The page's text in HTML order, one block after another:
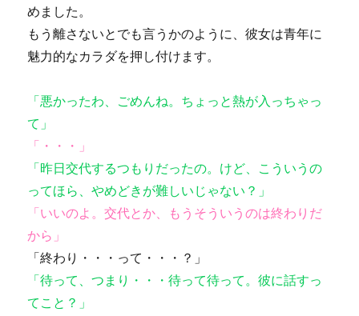
めました。
もう離さないとでも言うかのように、彼女は青年に
魅力的なカラダを押し付けます。
「悪かったわ、ごめんね。ちょっと熱が入っちゃっ
て」
「・・・」
「昨日交代するつもりだったの。けど、こういうの
ってほら、やめどきが難しいじゃない？」
「いいのよ。交代とか、もうそういうのは終わりだ
から」
「終わり・・・って・・・？」
「待って、つまり・・・待って待って。彼に話すっ
てこと？」